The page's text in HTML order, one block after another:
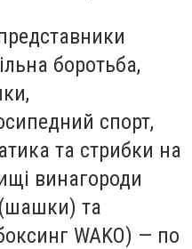
боротьба,
спорт,
та стрибки на
винагороди
та
WAKO) — по